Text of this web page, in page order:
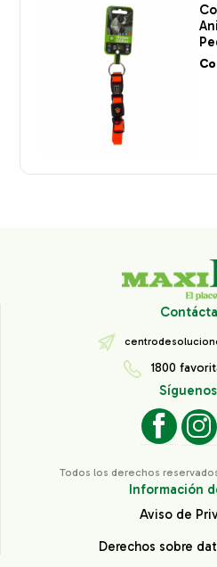
1800
Todos los derechos
Información
Aviso de
Derechos sobre